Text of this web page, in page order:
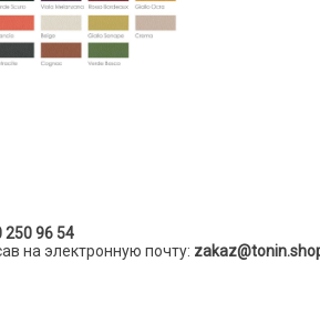
250 96 54
на электронную почту: